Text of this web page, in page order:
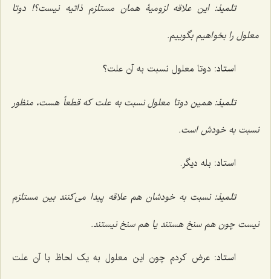
تلمیذ:این علاقه لزومیۀ همان مستلزم ذاتیه نیست؟! دوتا
معلول را بخواهیم بگوییم.
استاد: دوتا معلول نسبت به آن علت؟
تلمیذ:همین دوتا معلول نسبت به علت که قطعاً هست، منظور
نسبت به خودش است.
استاد: بله دیگر.
تلمیذ:نسبت به خودشان هم علاقه پیدا مى‌کنند بین مستلزم
نیست چون هم سنخ هستند یا هم سنخ نیستند.
استاد: عرض کردم چون این معلول به یک لحاظ با آن علت